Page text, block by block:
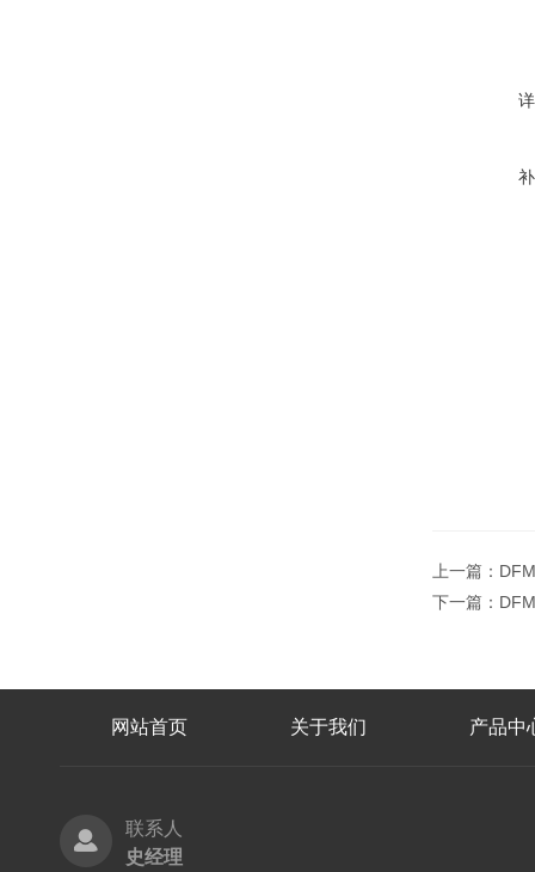
上一篇：
下一篇：
网站首页 关于我们 产品中
联系人
史经理